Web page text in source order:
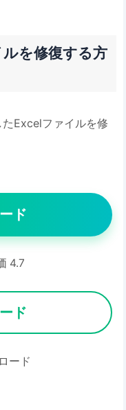
を修復する方
Excelファイルを修
ド
4.7
ド
ード